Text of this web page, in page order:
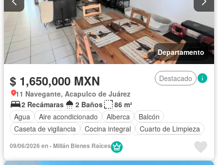
Departamento
$ 1,650,000 MXN
Destacado
11 Navegante, Acapulco de Juárez
2 Recámaras
2 Baños
86 m²
Agua
Aire acondicionado Alberca
Balcón
Caseta de vigilancia
Cocina integral
Cuarto de Limpieza
Jardín
Recámara con closet
Televisión por cable
09/06/2026 en - Millán Bienes Raíces